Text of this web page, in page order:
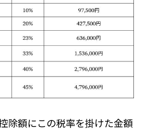
除額にこの税率を掛けた金額